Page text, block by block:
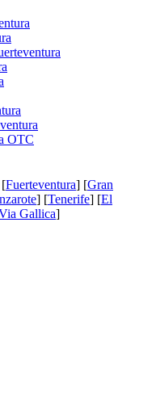
OTC
Fuerteventura] [Gran
] [Tenerife] [El
Gallica]